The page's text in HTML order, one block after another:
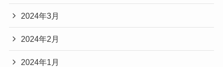
2024年3月
2024年2月
2024年1月